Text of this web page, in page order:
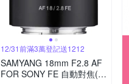
12/31前滿3萬登記送1212
SAMYANG 18mm F2.8 AF
FOR SONY FE 自動對焦(公